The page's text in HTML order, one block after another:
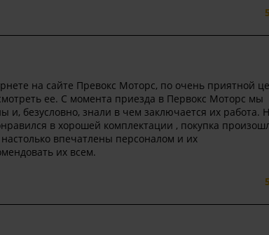
5
на сайте Превокс Моторс, по очень приятной
ее. С момента приезда в Первокс Моторс мы
безусловно, знали в чем заключается их работа.
в хорошей комплектации , покупка
впечатлены персоналом и их
их всем.
5